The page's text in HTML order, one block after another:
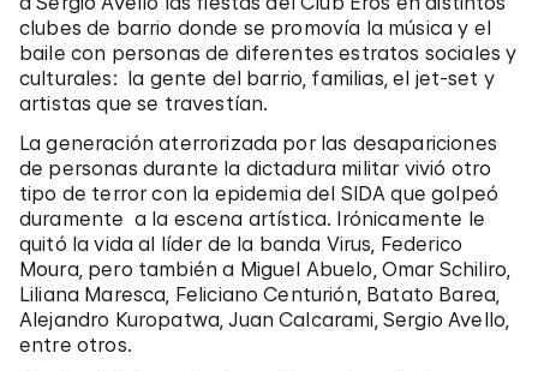
clubes de barrio donde se promovía la música y el
baile con personas de diferentes estratos sociales y
culturales: la gente del barrio, familias, el jet-set y
artistas que se travestían.
La generación aterrorizada por las desapariciones
de personas durante la dictadura militar vivió otro
tipo de terror con la epidemia del SIDA que golpeó
duramente a la escena artística. Irónicamente le
quitó la vida al líder de la banda Virus, Federico
Moura, pero también a Miguel Abuelo, Omar Schiliro,
Liliana Maresca, Feliciano Centurión, Batato Barea,
Alejandro Kuropatwa, Juan Calcarami, Sergio Avello,
entre otros.